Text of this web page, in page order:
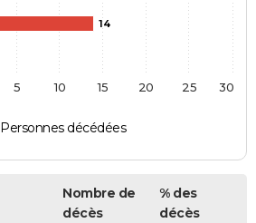
14
Personnes décédées
5 10 15 20 25 30
Nombre de
décès
% des
décès